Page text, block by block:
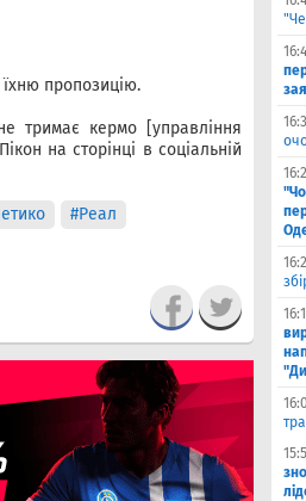
пропозицію.
тримає кермо [управління
на сторінці в соціальній
#Реал